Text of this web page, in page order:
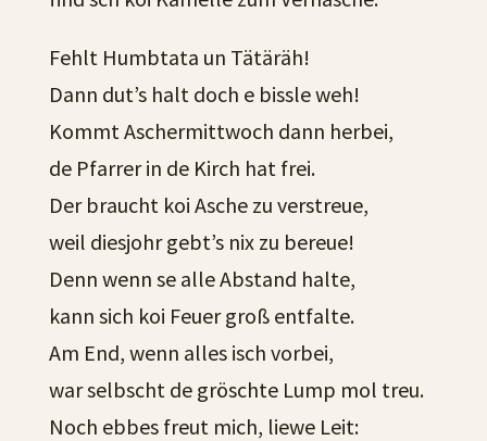
Fehlt Humbtata un Tätäräh!
Dann dut’s halt doch e bissle weh!
Kommt Aschermittwoch dann herbei,
de Pfarrer in de Kirch hat frei.
Der braucht koi Asche zu verstreue,
weil diesjohr gebt’s nix zu bereue!
Denn wenn se alle Abstand halte,
kann sich koi Feuer groß entfalte.
Am End, wenn alles isch vorbei,
war selbscht de gröschte Lump mol treu.
Noch ebbes freut mich, liewe Leit: